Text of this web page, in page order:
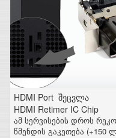
HDMI Port შეცვლა
HDMI Retimer IC Chip
ამ სერვისების დროს
წმენდის გაკეთება (+150